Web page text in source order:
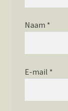
Naam *
E-mail *